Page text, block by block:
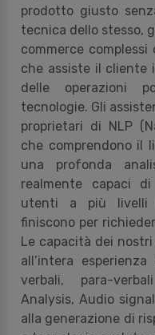
prodotto giusto
tecnica dello stesso,
commerce
che assiste il cliente
delle operazioni
tecnologie. Gli
proprietari di NLP
che comprendono il
una profonda
realmente capaci
utenti a più livelli
finiscono per
Le capacità dei
all’intera
verbali, para-
Analysis, Audio
alla generazione di